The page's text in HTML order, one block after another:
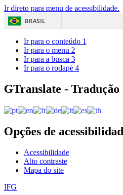
Ir direto para menu de acessibilidade.
BRASIL
Ir para o conteúdo 1
Ir para o menu 2
Ir para a busca 3
Ir para o rodapé 4
GTranslate - Tradução
Opções de
Acessibilidade
Alto contraste
Mapa do site
IFG